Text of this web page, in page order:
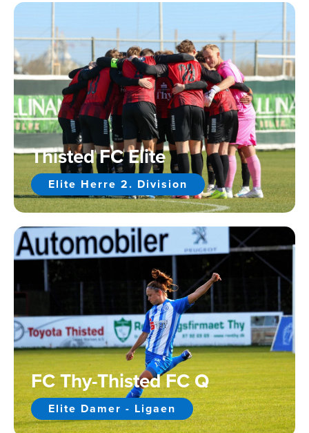
Thisted FC Elite
Elite Herre 2. Division
FC Thy-Thisted FC Q
Elite Damer - Ligaen